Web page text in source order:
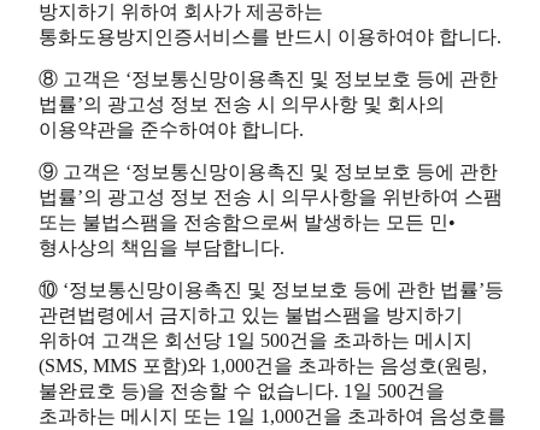
방지하기 위하여 회사가 제공하는
통화도용방지인증서비스를 반드시 이용하여야 합니다.
⑧ 고객은 ‘정보통신망이용촉진 및 정보보호 등에 관한
법률’의 광고성 정보 전송 시 의무사항 및 회사의
이용약관을 준수하여야 합니다.
⑨ 고객은 ‘정보통신망이용촉진 및 정보보호 등에 관한
법률’의 광고성 정보 전송 시 의무사항을 위반하여 스팸
또는 불법스팸을 전송함으로써 발생하는 모든 민•
형사상의 책임을 부담합니다.
⑩ ‘정보통신망이용촉진 및 정보보호 등에 관한 법률’등
관련법령에서 금지하고 있는 불법스팸을 방지하기
위하여 고객은 회선당 1일 500건을 초과하는 메시지
(SMS, MMS 포함)와 1,000건을 초과하는 음성호(원링,
불완료호 등)을 전송할 수 없습니다. 1일 500건을
초과하는 메시지 또는 1일 1,000건을 초과하여 음성호를